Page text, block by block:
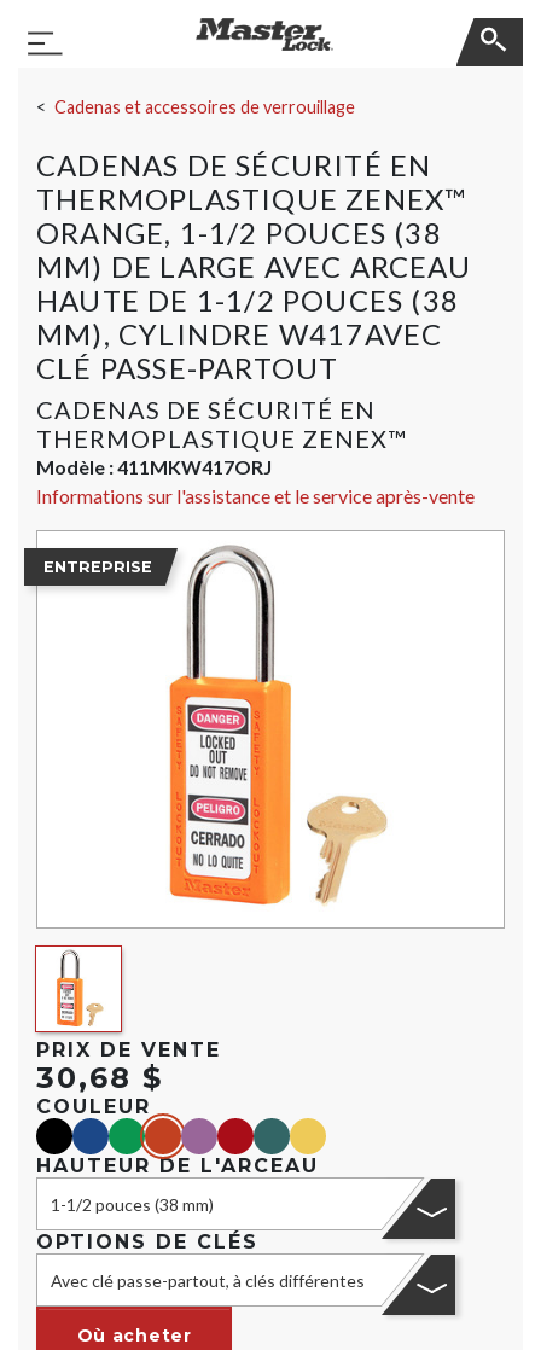
Basculer la navigation
Cadenas et accessoires de verrouillage
CADENAS DE SÉCURITÉ EN
THERMOPLASTIQUE ZENEX™
ORANGE, 1-1/2 POUCES (38
MM) DE LARGE AVEC ARCEAU
HAUTE DE 1-1/2 POUCES (38
MM), CYLINDRE W417AVEC
CLÉ PASSE-PARTOUT
CADENAS DE SÉCURITÉ EN
THERMOPLASTIQUE ZENEX™
Modèle :411MKW417ORJ
Informations sur l'assistance et le service après-vente
ENTREPRISE
PRIX DE VENTE
30,68 $
COULEUR
blackbluegreenorangepurplered teal yellow
HAUTEUR DE L'ARCEAU
1-1/2 pouces (38 mm)
OPTIONS DE CLÉS
Avec clé passe-partout, à clés différentes
Où acheter